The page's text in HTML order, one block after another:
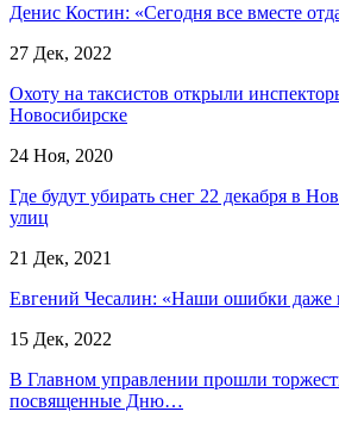
Денис Костин: «Сегодня все вместе
27 Дек, 2022
Охоту на таксистов открыли
Новосибирске
24 Ноя, 2020
Где будут убирать снег 22 декабря в
улиц
21 Дек, 2021
Евгений Чесалин: «Наши ошибки даже
15 Дек, 2022
В Главном управлении прошли
посвященные Дню…